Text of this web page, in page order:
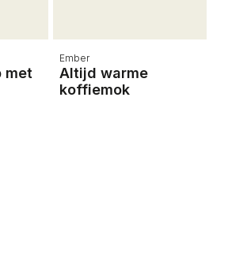
met
Ember
Altijd warme
koffiemok